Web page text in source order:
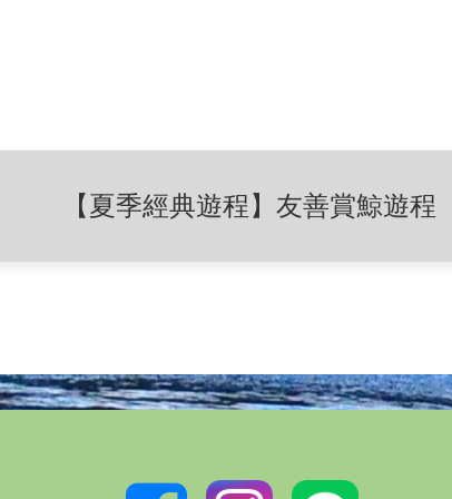
【夏季經典遊程】友善賞鯨遊程